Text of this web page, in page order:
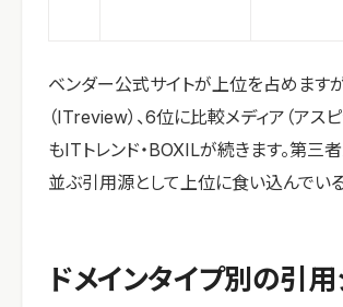
ベンダー公式サイトが上位を占めます
（ITreview）、6位に比較メディア（アス
もITトレンド・BOXILが続きます。第三
並ぶ引用源として上位に食い込んでいる
ドメインタイプ別の引用